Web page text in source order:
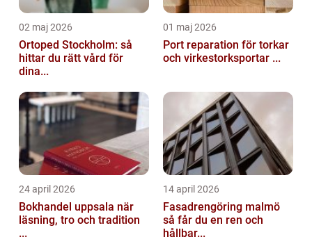
02 maj 2026
Ortoped Stockholm: så
hittar du rätt vård för
dina...
01 maj 2026
Port reparation för torkar
och virkestorksportar ...
24 april 2026
Bokhandel uppsala när
läsning, tro och tradition
...
14 april 2026
Fasadrengöring malmö
så får du en ren och
hållbar...